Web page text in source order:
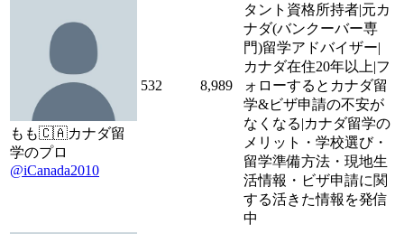
もも🇨🇦カナダ留
学のプロ
@iCanada2010
532 8,989
タント資格所持者|元カ
ナダ(バンクーバー専
門)留学アドバイザー|
カナダ在住20年以上|フ
ォローするとカナダ留
学&ビザ申請の不安が
なくなる|カナダ留学の
メリット・学校選び・
留学準備方法・現地生
活情報・ビザ申請に関
する活きた情報を発信
中